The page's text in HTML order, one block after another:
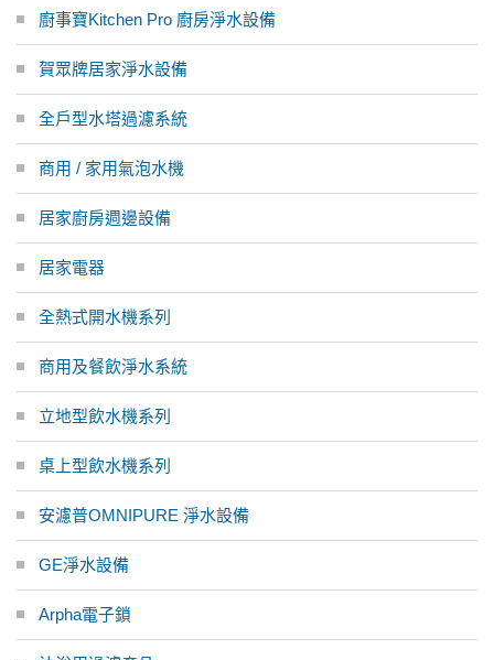
廚事寶Kitchen Pro 廚房淨水設備
賀眾牌居家淨水設備
全戶型水塔過濾系統
商用 / 家用氣泡水機
居家廚房週邊設備
居家電器
全熱式開水機系列
商用及餐飲淨水系統
立地型飲水機系列
桌上型飲水機系列
安濾普OMNIPURE 淨水設備
GE淨水設備
Arpha電子鎖